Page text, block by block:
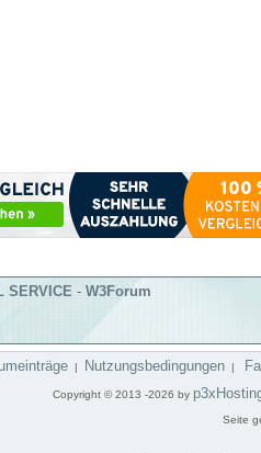
SERVICE - W3Forum
| Nutzungsbedingungen |
Copyright © 2013 -2026 by
Seite